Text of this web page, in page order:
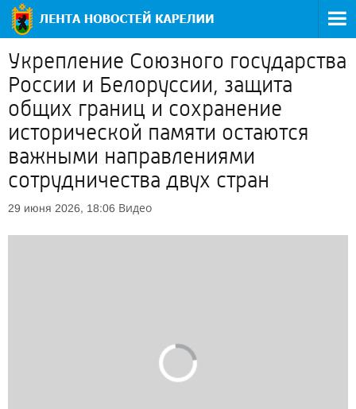
Укрепление Союзного государства
России и Белоруссии, защита
общих границ и сохранение
исторической памяти остаются
важными направлениями
сотрудничества двух стран
29 июня 2026, 18:06 Видео